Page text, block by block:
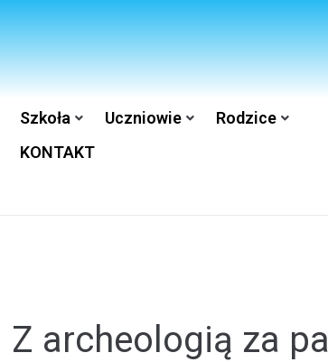
Szkoła Uczniowie
Rodzice
KONTAKT
Z archeologią za